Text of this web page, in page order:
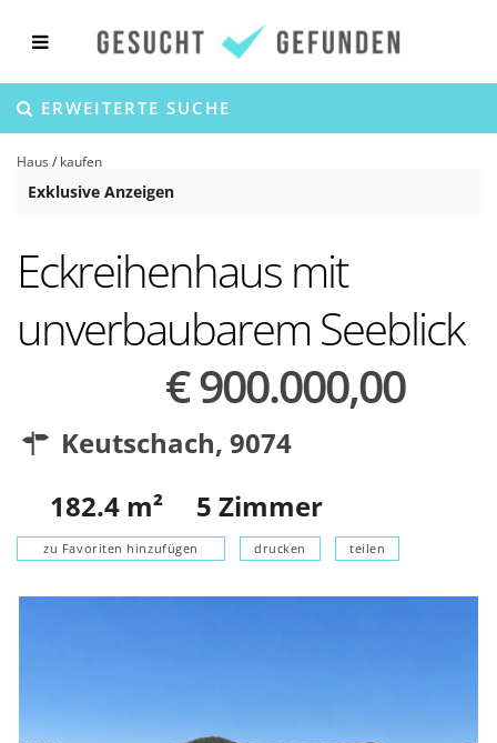
ERWEITERTE SUCHE
Haus/ kaufen
Exklusive Anzeigen
Eckreihenhaus mit
unverbaubarem Seeblick
€ 900.000,00
Keutschach, 9074
182.4 m² 5 Zimmer
zu Favoriten hinzufügen drucken teilen